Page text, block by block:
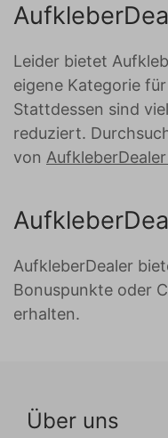
Leider bietet
eigene Kategorie
Stattdessen sind
reduziert.
von AufkleberDealer
AufkleberDealer
Bonuspunkte oder
erhalten.
Über uns